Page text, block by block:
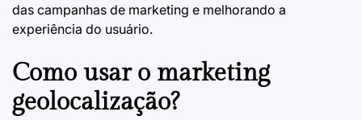
das campanhas de marketing e melhorando a
experiência do usuário.
Como usar o marketing
geolocalização?